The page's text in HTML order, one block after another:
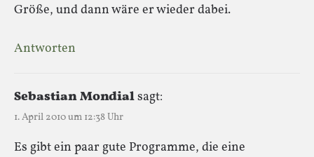
Größe, und dann wäre er wieder dabei.
Antworten
Sebastian Mondialsagt:
1. April 2010 um 12:38 Uhr
Es gibt ein paar gute Programme, die eine